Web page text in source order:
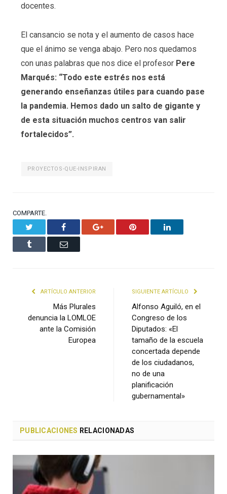
docentes.
El cansancio se nota y el aumento de casos hace
que el ánimo se venga abajo. Pero nos quedamos
con unas palabras que nos dice el profesor Pere
Marqués: “Todo este estrés nos está
generando enseñanzas útiles para cuando pase
la pandemia. Hemos dado un salto de gigante y
de esta situación muchos centros van salir
fortalecidos”.
PROYECTOS-QUE-INSPIRAN
COMPARTE.
Facebook Google+ Pinterest LinkedIn
Tumblr Email
ARTÍCULO ANTERIOR
Más Plurales
denuncia la LOMLOE
ante la Comisión
Europea
SIGUIENTE ARTÍCULO
Alfonso Aguiló, en el
Congreso de los
Diputados: «El
tamaño de la escuela
concertada depende
de los ciudadanos,
no de una
planificación
gubernamental»
PUBLICACIONES RELACIONADAS